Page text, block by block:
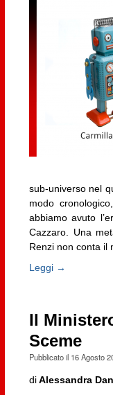
sub-universo nel
modo
abbiamo avuto
Cazzaro. Una
Renzi non conta il
Leggi →
Il
Sceme
Pubblicato il 16 Agosto
diAlessandra